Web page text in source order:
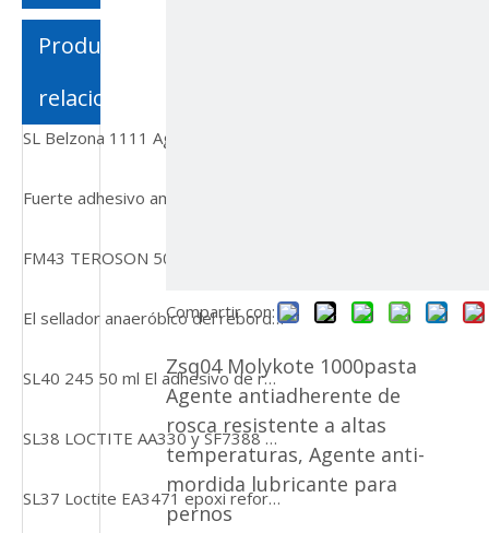
Productos
relacionados
El sellador anaeróbico del reborde de SL41 518 50ml Primerless se utiliza para los sustratos de aluminio
SL40 245 50 ml El adhesivo de reducción de rosca de viscosidad se utilizará para sujetadores de metal
SL38 LOCTITE AA330 y SF7388 Adhesivo de unión multi-sustrato para compuestos PVC, fenólicos y acrílicos
SL37 Loctite EA3471 epoxi reforzado con acero para máquina
Compartir con:
Zsq04 Molykote 1000pasta
Agente antiadherente de
rosca resistente a altas
temperaturas, Agente anti-
mordida lubricante para
pernos